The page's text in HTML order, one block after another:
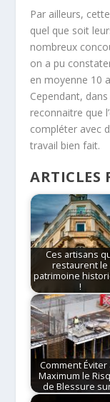
Par ailleurs,
quel que soit
nombreux
on a pu
en moyenne 10
Cependant,
reconnaitre que
compléter avec
travail bien fait.
ARTICLES
Ces artisans
restaurent le
patrimoine
!
Comment Éviter
Maximum le
de Blessure